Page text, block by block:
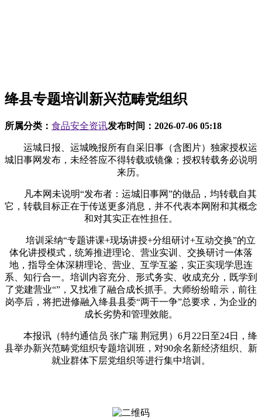
绛县专题培训新兴范畴党组织
所属分类： 食品安全资讯发布时间： 2026-07-06 05:18
运城日报、运城晚报所有自采旧事（含图片）独家授权运
城旧事网发布，未经答应不得转载或镜像；授权转载务必说明
来历。
凡本网未说明“发布者：运城旧事网”的做品，均转载自其
它，转载目标正在于传送更多消息，并不代表本网附和其概念
和对其实正在性担任。
培训采纳“专题讲课+现场讲授+分组研讨+互动交换”的立
体化讲授模式，统筹推进理论、营业实训、交换研讨一体落
地，指导全体深耕理论、营业、互学互鉴，实正实现学思连
系、知行合一。培训内容充分、形式务实、收成充分，既学到
了党建营业“”，又找准了融合成长抓手。大师纷纷暗示，前往
岗亭后，将把进修融入绛县县委“两干一争”总要求，为企业的
成长劣势和管理效能。
本报讯（特约通信员 张广瑞 荆冠男）6月22日至24日，绛
县举办新兴范畴党组织专题培训班，对90余名新经济组织、新
就业群体下层党组织等进行集中培训。